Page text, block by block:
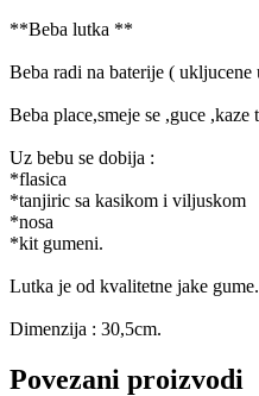
**Beba lutka **
Beba radi na baterije ( ukljucene
Beba place,smeje se ,guce ,kaze
Uz bebu se dobija :
*flasica
*tanjiric sa kasikom i viljuskom
*nosa
*kit gumeni.
Lutka je od kvalitetne jake gume.
Dimenzija : 30,5cm.
Povezani proizvodi